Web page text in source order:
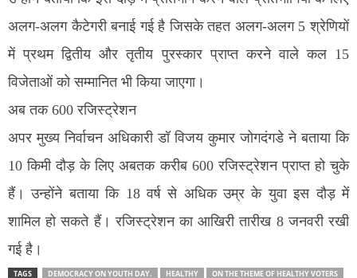
अलग-अलग कैटेगरी बनाई गई है जिसके तहत अलग-अलग 5 श्रेणियों
में प्रथम द्वितीय और तृतीय पुरस्कार प्राप्त करने वाले कल 15
विजेताओं को सम्मानित भी किया जाएगा।
अब तक 600 रजिस्ट्रेशन
अपर मुख्य निर्वाचन अधिकारी डॉ विजय कुमार जोगदंगडे ने बताया कि
10 किमी दौड़ के लिए अबतक करीब 600 रजिस्ट्रेशन प्राप्त हो चुके
हैं। उन्होंने बताया कि 18 वर्ष से अधिक उम्र के युवा इस दौड़ में
शामिल हो सकते हैं। रजिस्ट्रेशन का आखिरी तारीख 8 जनवरी रखी
गई है।
TAGS DEMOCRACY ON YOUTH DAY. HEALTHY
ON THE THEME OF HEALTHY VOTERS